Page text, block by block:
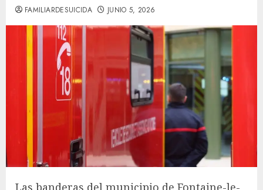
FAMILIARDESUICIDA JUNIO 5, 2026
Las banderas del municipio de Fontaine-le-